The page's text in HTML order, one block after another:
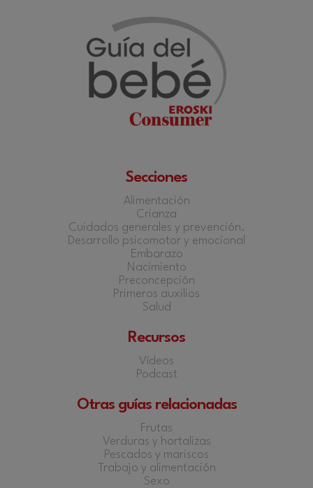
Secciones
Alimentación
Crianza
Cuidados generales y prevención.
Desarrollo psicomotor y emocional
Embarazo
Nacimiento
Preconcepción
Primeros auxilios
Salud
Recursos
Vídeos
Podcast
Otras guías relacionadas
Frutas
Verduras y hortalizas
Pescados y mariscos
Trabajo y alimentación
Sexo